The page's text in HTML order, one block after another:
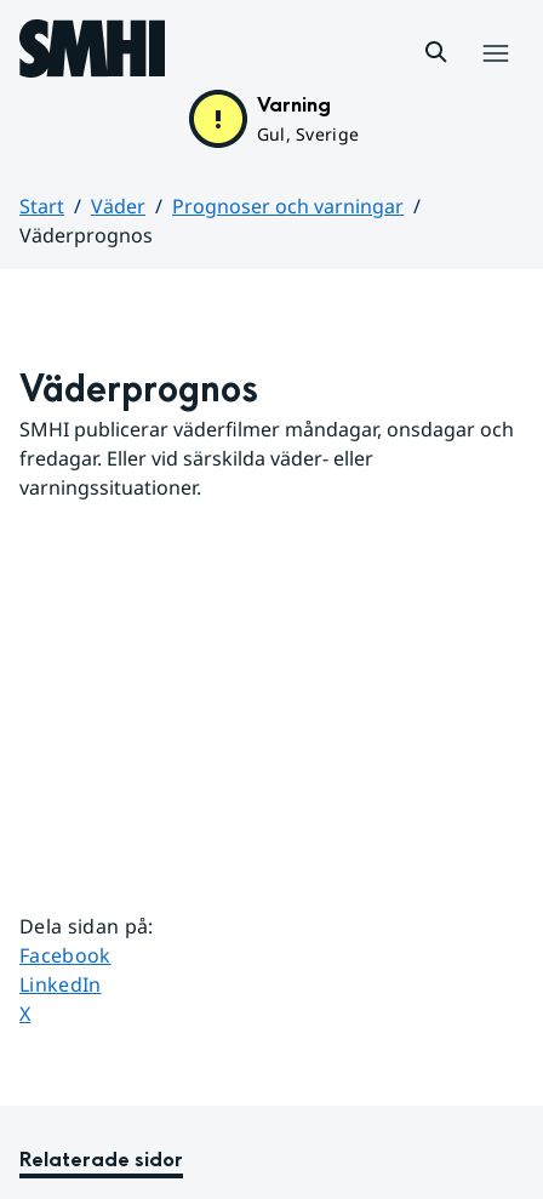
Hoppa till sidans innehåll
Varning
Gul, Sverige
Start Väder
Prognoser och varningar
Väderprognos
Väderprognos
SMHI publicerar väderfilmer måndagar, onsdagar och
fredagar. Eller vid särskilda väder- eller
varningssituationer.
Dela sidan på:
Dela sidan på
Facebook
Dela sidan på
LinkedIn
Dela sidan på
X
Relaterade sidor